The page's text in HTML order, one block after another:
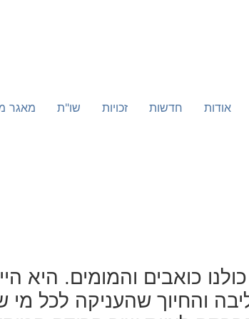
אודות חדשות זכויות שו"ת מאגר
כואבים והמומים. היא
והחיוך שהעניקה לכל מי